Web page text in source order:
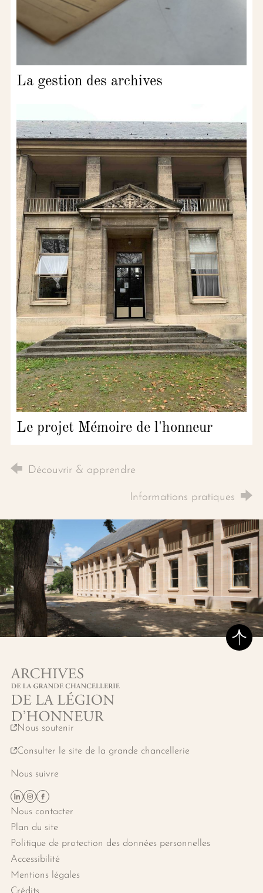
La gestion des archives
Le projet Mémoire de l'honneur
Découvrir & apprendre
Informations pratiques
Archives de la grande
Nous soutenir
Consulter le site de la grande chancellerie
Nous suivre
Suivez-nous sur Linkedin
Suivez-nous sur Instagram
Suivez-nous sur Facebook
Nous contacter
Plan du site
Politique de protection des données personnelles
Accessibilité
Mentions légales